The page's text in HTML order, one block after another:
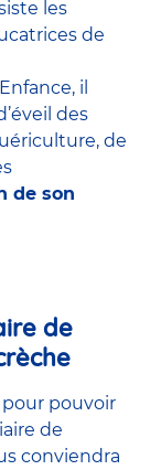
les
de
, il
des
de
de son
de
pour pouvoir
de
conviendra